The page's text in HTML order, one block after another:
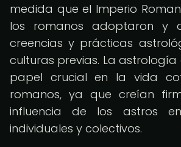
medida que el Imperio
los romanos adoptaron y
creencias y prácticas
culturas previas. La astrología
papel crucial en la vida
romanos, ya que creían
influencia de los astros
individuales y colectivos.